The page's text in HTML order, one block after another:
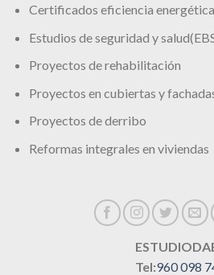
Certificados eficiencia
Estudios de seguridad y
Proyectos de rehabilitación
Proyectos en cubiertas y
Proyectos de derribo
Reformas integrales en viviendas
Tel:960 098